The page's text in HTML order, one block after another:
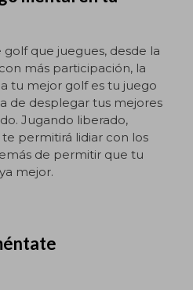
que juegues, desde la
más participación, la
tu mejor golf es tu juego
de desplegar tus mejores
Jugando liberado,
permitirá lidiar con los
de permitir que tu
mejor.